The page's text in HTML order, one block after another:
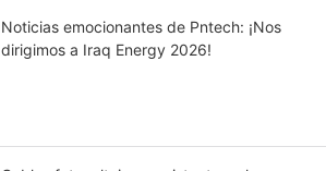
Noticias emocionantes de Pntech: ¡Nos
dirigimos a Iraq Energy 2026!